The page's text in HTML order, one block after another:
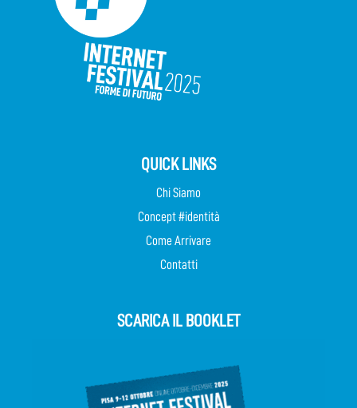
QUICK LINKS
Chi Siamo
Concept #identità
Come Arrivare
Contatti
SCARICA IL BOOKLET